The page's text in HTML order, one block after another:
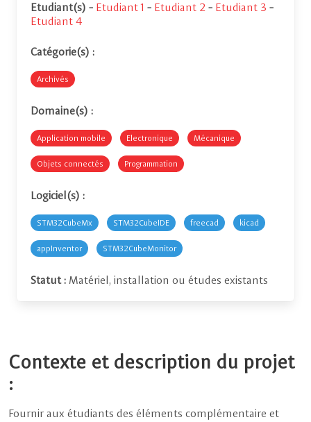
Etudiant(s) - Etudiant 1 - Etudiant 2 - Etudiant 3 -
Etudiant 4
Catégorie(s) :
Archivés
Domaine(s) :
Application mobile Electronique Mécanique
Objets connectés Programmation
Logiciel(s) :
STM32CubeMx STM32CubeIDE freecad kicad
appInventor STM32CubeMonitor
Statut : Matériel, installation ou études existants
Contexte et description du projet
:
Fournir aux étudiants des éléments complémentaire et